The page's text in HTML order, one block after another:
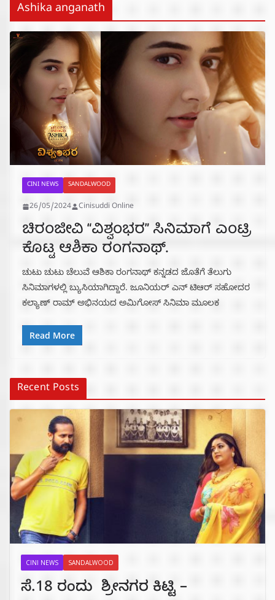
Ashika anganath
CINI NEWS SANDALWOOD
26/05/2024 Cinisuddi Online
ಚಿರಂಜೀವಿ “ವಿಶ್ವಂಭರ” ಸಿನಿಮಾಗೆ ಎಂಟ್ರಿ‌
ಕೊಟ್ಟ ಆಶಿಕಾ ರಂಗನಾಥ್.
ಚುಟು ಚುಟು ಚೆಲುವೆ ಆಶಿಕಾ ರಂಗನಾಥ್ ಕನ್ನಡದ ಜೊತೆಗೆ ತೆಲುಗು
ಸಿನಿಮಾಗಳಲ್ಲಿ ಬ್ಯುಸಿಯಾಗಿದ್ದಾರೆ. ಜೂನಿಯರ್ ಎನ್ ಟಿಆರ್ ಸಹೋದರ
ಕಲ್ಯಾಣ್ ರಾಮ್ ಅಭಿನಯದ ಅಮಿಗೋಸ್‌ ಸಿನಿಮಾ ಮೂಲಕ
Read More
Recent Posts
CINI NEWS SANDALWOOD
ಸೆ.18 ರಂದು ಶ್ರೀನಗರ ಕಿಟ್ಟಿ –